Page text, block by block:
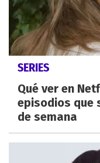
SERIES
Qué ver en
episodios que
de semana